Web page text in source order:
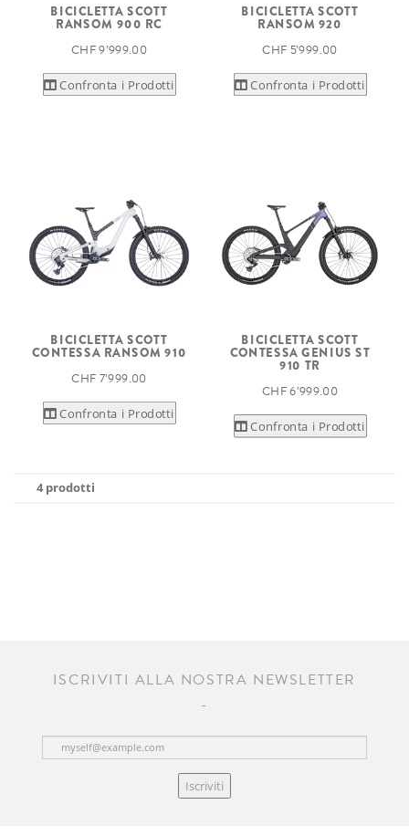
BICICLETTA SCOTT
RANSOM 900 RC
CHF 9’999.00
Confronta i Prodotti
BICICLETTA SCOTT
RANSOM 920
CHF 5’999.00
Confronta i Prodotti
BICICLETTA SCOTT
CONTESSA RANSOM 910
CHF 7’999.00
Confronta i Prodotti
BICICLETTA SCOTT
CONTESSA GENIUS ST
910 TR
CHF 6’999.00
Confronta i Prodotti
4 prodotti
ISCRIVITI ALLA NOSTRA NEWSLETTER
Iscriviti